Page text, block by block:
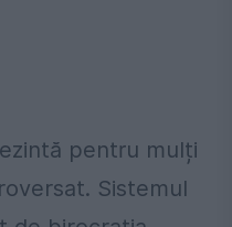
pentru mulți
Sistemul